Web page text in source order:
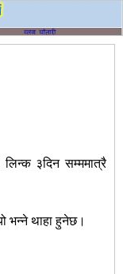
लिन्क ३दिन सम्ममात्रै
भन्ने थाहा हुनेछ।